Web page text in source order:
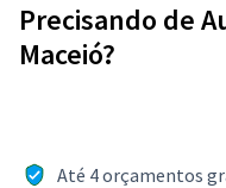
Precisando de
Maceió?
Até 4 orçamentos